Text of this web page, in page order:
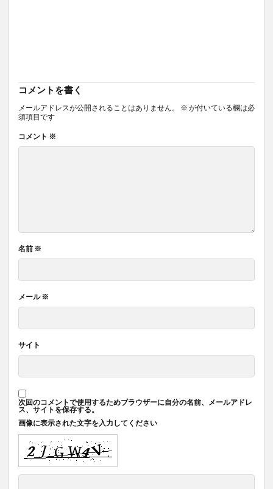
コメントを書く
メールアドレスが公開されることはありません。 ※ が付いている欄は必
須項目です
コメント ※
名前 ※
メール※
サイト
次回のコメントで使用するためブラウザーに自分の名前、メールアドレ
ス、サイトを保存する。
画像に表示された文字を入力してください